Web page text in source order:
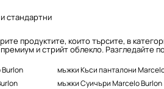
стандартни
продуктите, които търсите, в
и стрийт облекло. Разгледайте
мъжки Къси панталони
мъжки Суичъри Marcelo Burlon